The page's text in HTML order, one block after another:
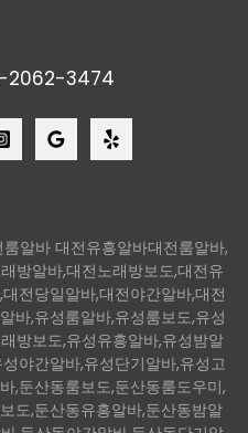
2062-3474
알바 대전유흥알바대전룸알바,
방알바,대전노래방보도,대전유
전당일알바,대전야간알바,대전
바,유성룸알바,유성룸보도,유성
방보도,유성유흥알바,유성밤알
야간알바,유성단기알바,유성고
,둔산동룸보도,둔산동룸도우미,
도,둔산동유흥알바,둔산동밤알